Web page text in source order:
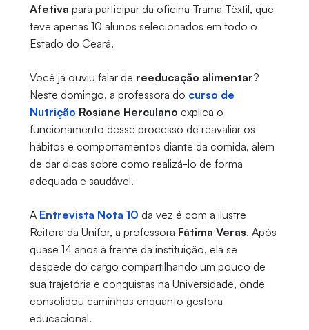
Afetiva para participar da oficina Trama Têxtil, que
teve apenas 10 alunos selecionados em todo o
Estado do Ceará.
Você já ouviu falar de reeducação alimentar?
Neste domingo, a professora do curso de
Nutrição Rosiane Herculano explica o
funcionamento desse processo de reavaliar os
hábitos e comportamentos diante da comida, além
de dar dicas sobre como realizá-lo de forma
adequada e saudável.
A Entrevista Nota 10 da vez é com a ilustre
Reitora da Unifor, a professora Fátima Veras. Após
quase 14 anos à frente da instituição, ela se
despede do cargo compartilhando um pouco de
sua trajetória e conquistas na Universidade, onde
consolidou caminhos enquanto gestora
educacional.